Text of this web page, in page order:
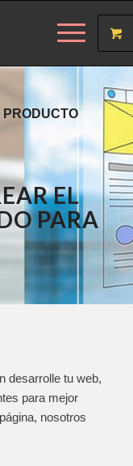
PRODUCTO
EL
PARA
desarrolle tu web,
para mejor
nosotros